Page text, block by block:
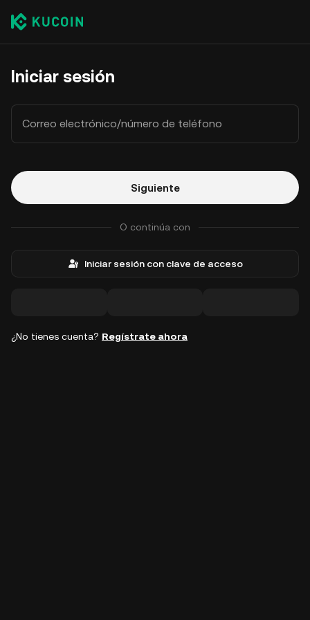
Iniciar sesión
Correo electrónico/número de teléfono
Siguiente
O continúa con
Iniciar sesión con clave de acceso
¿No tienes cuenta? Regístrate ahora